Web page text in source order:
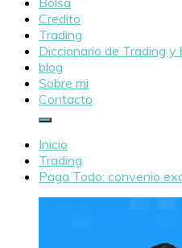
Credito
Trading
Diccionario de Trading y
blog
Sobre mi
Contacto
Inicio
Trading
Paga Todo: convenio